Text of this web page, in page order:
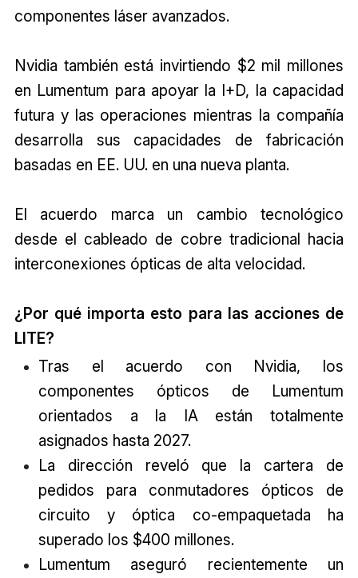
componentes láser avanzados.
Nvidia también está invirtiendo $2 mil millones
en Lumentum para apoyar la I+D, la capacidad
futura y las operaciones mientras la compañía
desarrolla sus capacidades de fabricación
basadas en EE. UU. en una nueva planta.
El acuerdo marca un cambio tecnológico
desde el cableado de cobre tradicional hacia
interconexiones ópticas de alta velocidad.
¿Por qué importa esto para las acciones de
LITE?
Tras el acuerdo con Nvidia, los
componentes ópticos de Lumentum
orientados a la IA están totalmente
asignados hasta 2027.
La dirección reveló que la cartera de
pedidos para conmutadores ópticos de
circuito y óptica co-empaquetada ha
superado los $400 millones.
Lumentum aseguró recientemente un